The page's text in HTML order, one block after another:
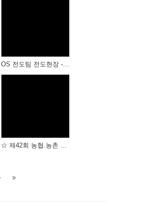
OS 전도팀 전도현장 - 거북공원 & 성산공원
☆ 제42회 농협.농촌 복음화 전국대회 ☆